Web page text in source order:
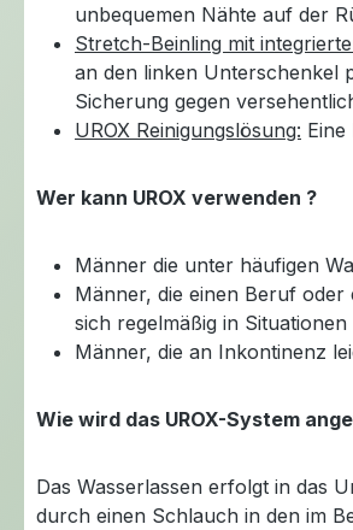
unbequemen Nähte auf der
Stretch-Beinling mit
an den linken Unterschenkel
Sicherung gegen
UROX Reinigungslösung:
Wer kann UROX verwenden ?
Männer die unter häufigen
Männer, die einen Beruf
sich regelmäßig in
Männer, die an Inkontinenz
Wie wird das UROX-System
Das Wasserlassen erfolgt in das
durch einen Schlauch in den im